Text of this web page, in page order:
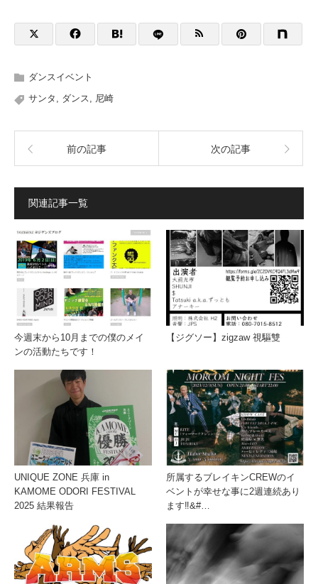
ダンスイベント
‪サンタ , ダンス‬, 尼崎
前の記事 次の記事
関連記事一覧
今週末から10月までの僕のメイ
ンの活動たちです！
【ジグソー】zigzaw 視驅雙
UNIQUE ZONE 兵庫 in
KAMOME ODORI FESTIVAL
2025 結果報告
所属するブレイキンCREWのイ
ベントが幸せな事に2週連続あり
ます‼️&#…